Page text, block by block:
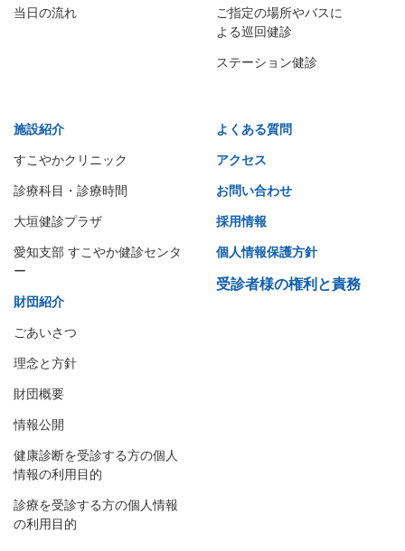
当日の流れ
ご指定の場所やバスに
よる巡回健診
ステーション健診
施設紹介
すこやかクリニック
診療科目・診療時間
大垣健診プラザ
愛知支部 すこやか健診センタ
ー
財団紹介
ごあいさつ
理念と方針
財団概要
情報公開
健康診断を受診する方の個人
情報の利用目的
診療を受診する方の個人情報
の利用目的
よくある質問
アクセス
お問い合わせ
採用情報
個人情報保護方針
受診者様の権利と責務